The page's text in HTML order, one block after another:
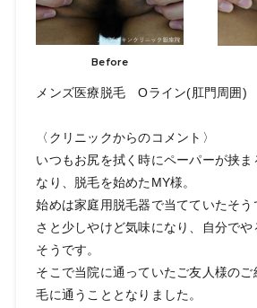
Before
メンズ医療脱毛 Oライン(肛門周囲)
〈クリニックからのコメント〉
いつもお尻を拭く時にペーパーが挟ま
なり、脱毛を始めたMY様。
始めは家庭用脱毛器で当てていたそう
さと少しやけど気味になり、自分で
そうです。
そこで当院に通っていたご友人様の
毛に通うこととなりました。